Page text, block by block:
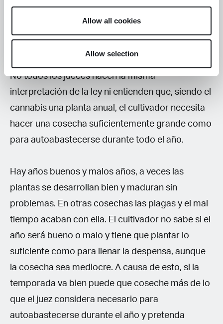
Allow all cookies
Allow selection
No todos los jueces hacen la misma
interpretación de la ley ni entienden que, siendo el
cannabis una planta anual, el cultivador necesita
hacer una cosecha suficientemente grande como
para autoabastecerse durante todo el año.
Hay años buenos y malos años, a veces las
plantas se desarrollan bien y maduran sin
problemas. En otras cosechas las plagas y el mal
tiempo acaban con ella. El cultivador no sabe si el
año será bueno o malo y tiene que plantar lo
suficiente como para llenar la despensa, aunque
la cosecha sea mediocre. A causa de esto, si la
temporada va bien puede que coseche más de lo
que el juez considera necesario para
autoabastecerse durante el año y pretenda